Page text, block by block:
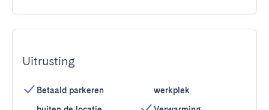
Uitrusting
Betaald parkeren
werkplek